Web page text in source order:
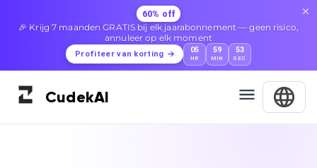
60% off
🎉 Krijg 7 maanden GRATIS bij elk jaarabonnement — geen risico,
annuleer op elk moment
Profiteer van korting 05
HR
59
MIN
52
SEC
CudekAI